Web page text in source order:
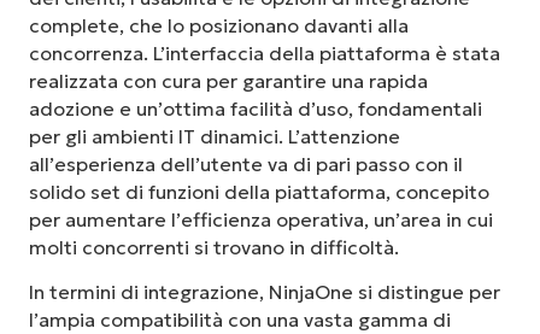
complete, che lo posizionano davanti alla
concorrenza. L’interfaccia della piattaforma è stata
realizzata con cura per garantire una rapida
adozione e un’ottima facilità d’uso, fondamentali
per gli ambienti IT dinamici. L’attenzione
all’esperienza dell’utente va di pari passo con il
solido set di funzioni della piattaforma, concepito
per aumentare l’efficienza operativa, un’area in cui
molti concorrenti si trovano in difficoltà.
In termini di integrazione, NinjaOne si distingue per
l’ampia compatibilità con una vasta gamma di